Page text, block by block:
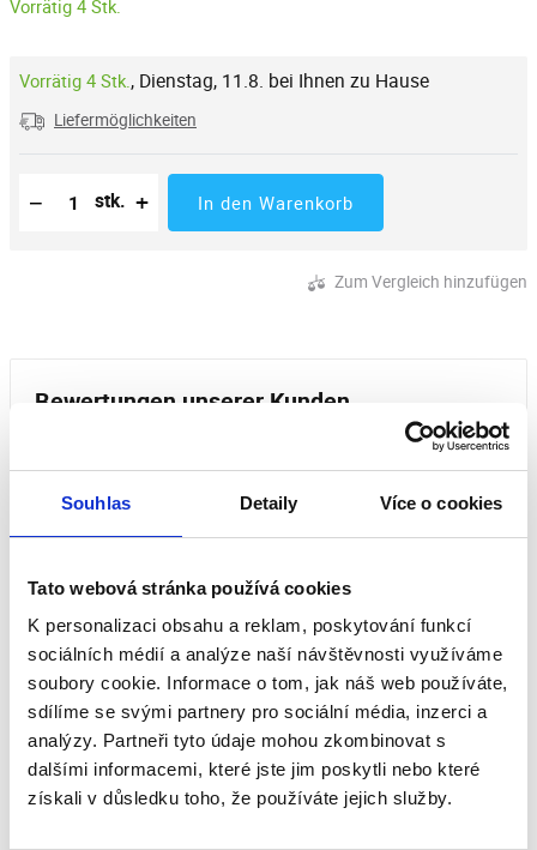
Souhlas Detaily Více o cookies
Tato webová stránka používá cookies
K personalizaci obsahu a reklam, poskytování funkcí
sociálních médií a analýze naší návštěvnosti využíváme
soubory cookie. Informace o tom, jak náš web používáte,
sdílíme se svými partnery pro sociální média, inzerci a
analýzy. Partneři tyto údaje mohou zkombinovat s
dalšími informacemi, které jste jim poskytli nebo které
získali v důsledku toho, že používáte jejich služby.
Vorrätig 4 Stk.
Vorrätig 4 Stk., Dienstag, 11.8. bei Ihnen zu Hause
Liefermöglichkeiten
−
Reduzierung der Menge
Anzahl der Stücke
stk. + In den Warenkorb
Zum Vergleich hinzufügen
Bewertungen unserer Kunden
Dieses Produkt wurde noch nicht bewertet.
Um eine Bewertung hinzuzufügen, müssen Sie sich
einloggen.
Bewerten Sie das Produkt